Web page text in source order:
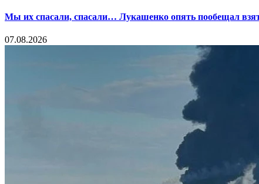
Мы их спасали, спасали… Лукашенко опять пообещал
07.08.2026